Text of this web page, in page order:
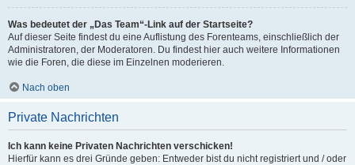
Was bedeutet der „Das Team“-Link auf der Startseite?
Auf dieser Seite findest du eine Auflistung des Forenteams, einschließlich der
Administratoren, der Moderatoren. Du findest hier auch weitere Informationen
wie die Foren, die diese im Einzelnen moderieren.
Nach oben
Private Nachrichten
Ich kann keine Privaten Nachrichten verschicken!
Hierfür kann es drei Gründe geben: Entweder bist du nicht registriert und / oder